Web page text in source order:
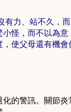
有力、站不久，
怪，而不以為意
使父母還有機會
的警訊。關節炎